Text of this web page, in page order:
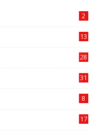
2
13
28
31
8
17